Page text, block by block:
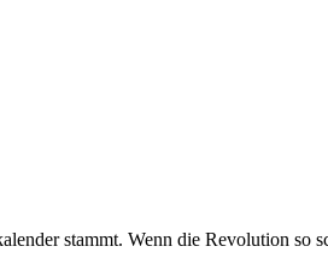
stammt. Wenn die Revolution so